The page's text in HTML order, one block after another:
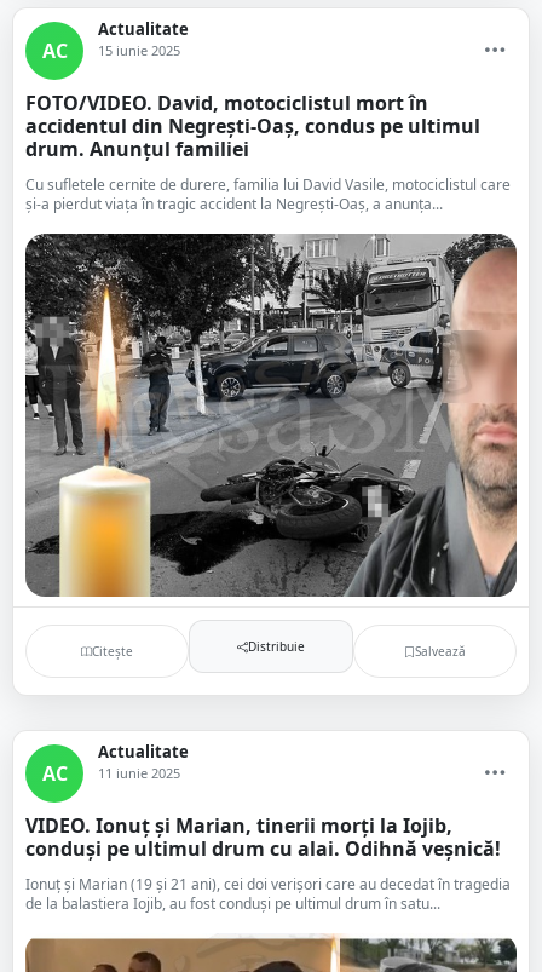
AC
Actualitate
15 iunie 2025
FOTO/VIDEO. David, motociclistul mort în
accidentul din Negrești-Oaș, condus pe ultimul
drum. Anunțul familiei
Cu sufletele cernite de durere, familia lui David Vasile, motociclistul care
și-a pierdut viața în tragic accident la Negrești-Oaș, a anunța...
Citește Distribuie Salvează
AC
Actualitate
11 iunie 2025
VIDEO. Ionuț și Marian, tinerii morți la Iojib,
conduși pe ultimul drum cu alai. Odihnă veșnică!
Ionuț și Marian (19 și 21 ani), cei doi verișori care au decedat în tragedia
de la balastiera Iojib, au fost conduși pe ultimul drum în satu...